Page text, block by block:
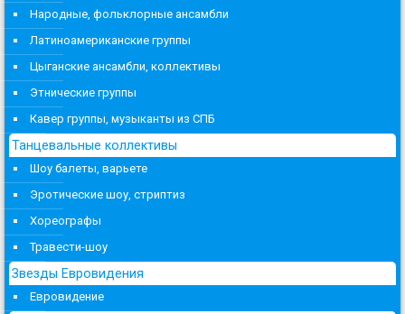
Народные, фольклорные ансамбли
Латиноамериканские группы
Цыганские ансамбли, коллективы
Этнические группы
Кавер группы, музыканты из СПБ
Танцевальные коллективы
Шоу балеты, варьете
Эротические шоу, стриптиз
Хореографы
Травести-шоу
Звезды Евровидения
Евровидение